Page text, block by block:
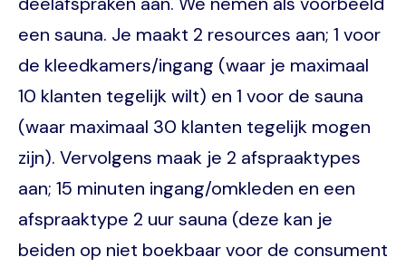
een sauna. Je maakt 2 resources aan; 1 voor
de kleedkamers/ingang (waar je maximaal
10 klanten tegelijk wilt) en 1 voor de sauna
(waar maximaal 30 klanten tegelijk mogen
zijn). Vervolgens maak je 2 afspraaktypes
aan; 15 minuten ingang/omkleden en een
afspraaktype 2 uur sauna (deze kan je
beiden op niet boekbaar voor de consument